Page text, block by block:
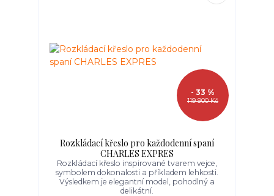
119 900 Kč
- 33 %
Rozkládací křeslo pro každodenní spaní
CHARLES EXPRES
Rozkládací křeslo inspirované tvarem vejce,
symbolem dokonalosti a příkladem lehkosti.
Výsledkem je elegantní model, pohodlný a
delikátní.